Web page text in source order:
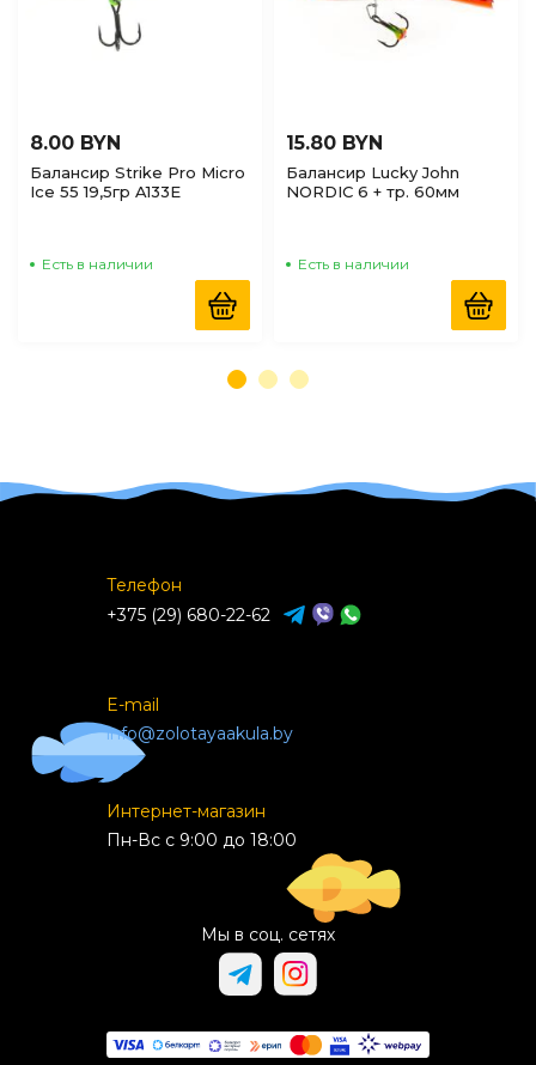
8.00 BYN
Балансир Strike Pro Micro
Ice 55 19,5гр A133E
Есть в наличии
15.80 BYN
Балансир Lucky John
NORDIC 6 + тр. 60мм
Есть в наличии
Телефон
+375 (29) 680-22-62
E-mail
info@zolotayaakula.by
Интернет-магазин
Пн-Вс с 9:00 до 18:00
Мы в соц. сетях